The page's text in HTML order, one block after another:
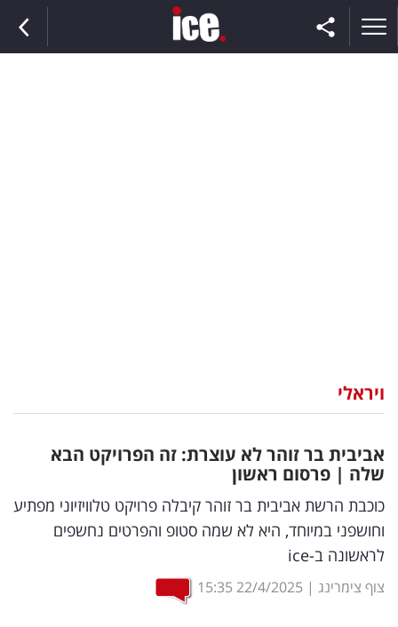
וצרכנות
דיגיטל
וטק
שיווק
ופרסום
ויראלי
אביבית בר זוהר לא עוצרת: זה הפרויקט הבא
שלה | פרסום ראשון
כוכבת הרשת אביבית בר זוהר קיבלה פרויקט טלוויזיוני מפתיע
וחושפני במיוחד, היא לא שמה סטופ והפרטים נחשפים
לראשונה ב-ice
צוף צימרינג |
22/4/2025
15:35